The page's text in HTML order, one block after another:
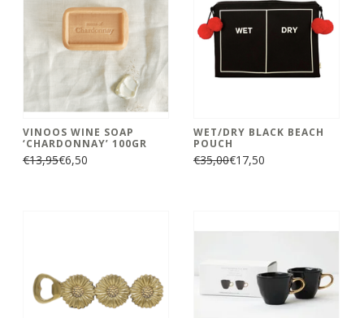
VINOOS WINE SOAP
‘CHARDONNAY’ 100GR
€13,95€6,50
WET/DRY BLACK BEACH
POUCH
€35,00€17,50